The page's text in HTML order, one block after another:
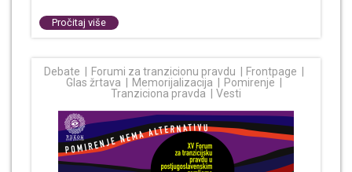
Pročitaj više
Debate Forumi za tranzicionu pravdu
Frontpage
Glas žrtava
Memorijalizacija
Pomirenje
Tranziciona pravda
Vesti